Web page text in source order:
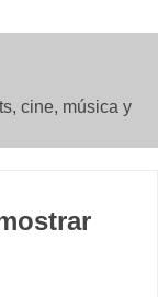
cine, música y